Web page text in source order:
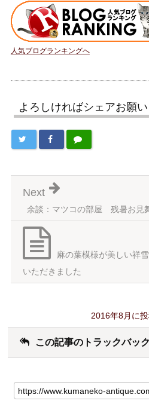
人気ブログランキングへ
よろしければシェアお願
余談：マツコの部屋 残暑お見
Next
麻の葉模様が美しい祥
いただきました
2016年8月に
この記事のトラックバッ